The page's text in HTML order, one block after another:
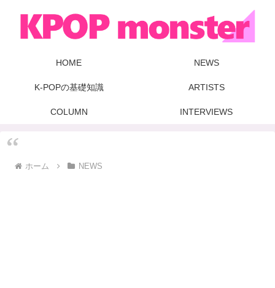
HOME NEWS
K-POPの基礎知識 ARTISTS
COLUMN INTERVIEWS
ホーム NEWS